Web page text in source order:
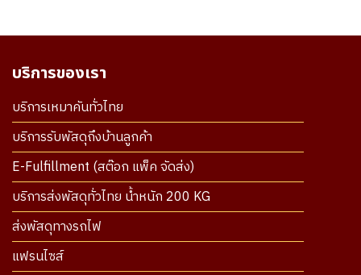
บริการของเรา
บริการเหมาคันทั่วไทย
บริการรับพัสดุถึงบ้านลูกค้า
E-Fulfillment (สต๊อก แพ็ค จัดส่ง)
บริการส่งพัสดุทั่วไทย น้ำหนัก 200 KG
ส่งพัสดุทางรถไฟ
แฟรนไซส์